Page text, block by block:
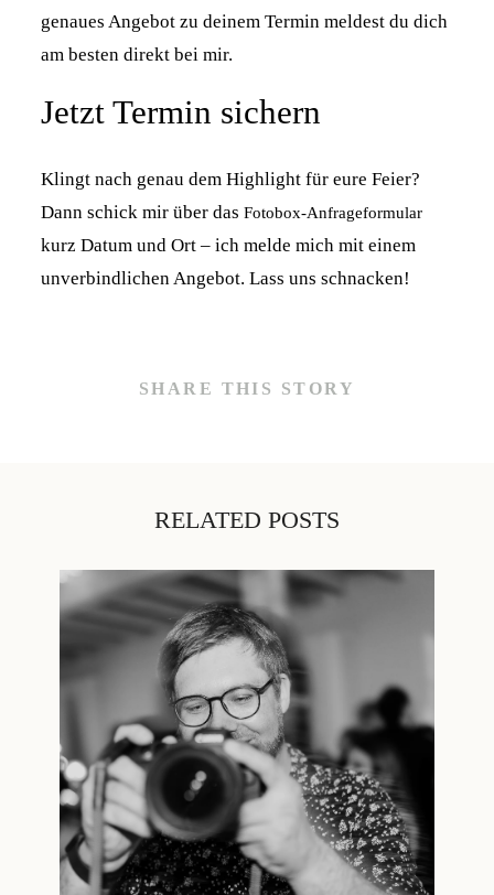
genaues Angebot zu deinem Termin meldest du dich
am besten direkt bei mir.
Jetzt Termin sichern
Klingt nach genau dem Highlight für eure Feier?
Dann schick mir über dasFotobox-Anfrageformular
kurz Datum und Ort – ich melde mich mit einem
unverbindlichen Angebot. Lass uns schnacken!
SHARE THIS STORY
RELATED POSTS